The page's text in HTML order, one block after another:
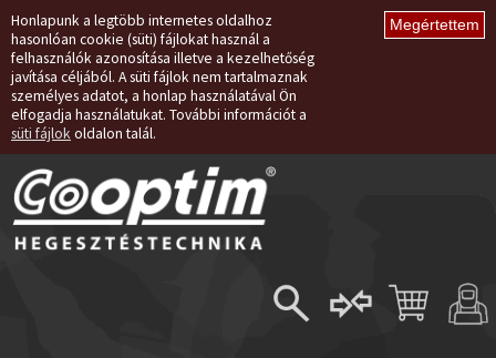
Honlapunk a legtöbb internetes oldalhoz
hasonlóan cookie (süti) fájlokat használ a
felhasználók azonosítása illetve a kezelhetőség
javítása céljából. A süti fájlok nem tartalmaznak
személyes adatot, a honlap használatával Ön
elfogadja használatukat. További információt a
süti fájlok oldalon talál.